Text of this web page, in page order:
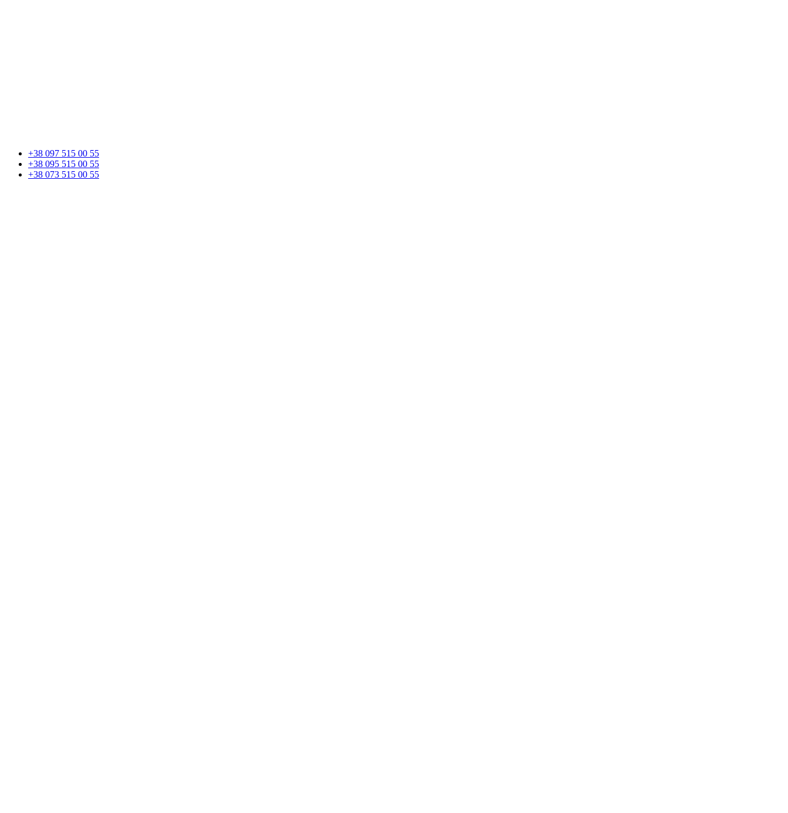
+38 097 515 00 55
+38 095 515 00 55
+38 073 515 00 55